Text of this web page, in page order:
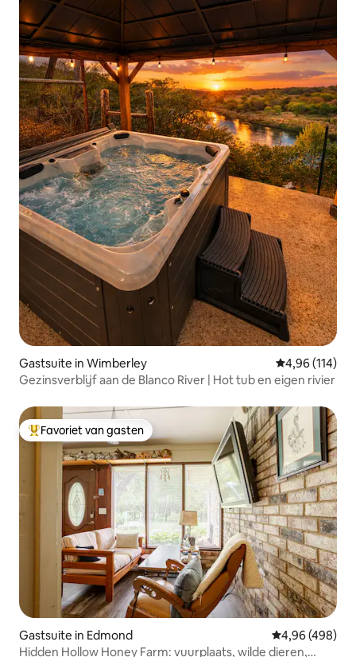
Gastsuite in Wimberley Gemiddelde
4,96 (114)
Gezinsverblijf aan de Blanco River | Hot tub en eigen rivier
Topfavoriet van gasten
Favoriet van gasten
Gastsuite in Edmond Gemiddelde
4,96 (498)
Hidden Hollow Honey Farm: vuurplaats, wilde dieren,